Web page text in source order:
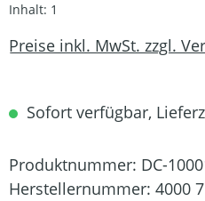
Inhalt: 1
Preise inkl. MwSt. zzgl.
Sofort verfügbar,
Produktnummer: DC-
Herstellernummer: 4000